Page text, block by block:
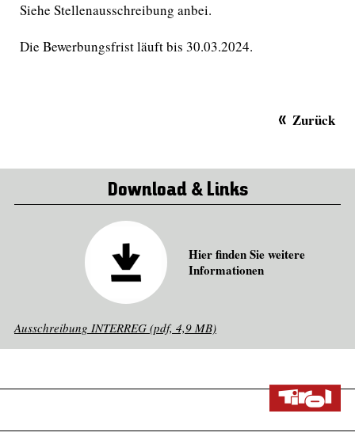
Siehe Stellenausschreibung anbei.
Die Bewerbungsfrist läuft bis 30.03.2024.
Zurück
Download & Links
Hier finden Sie weitere
Informationen
Ausschreibung INTERREG (pdf, 4,9 MB)